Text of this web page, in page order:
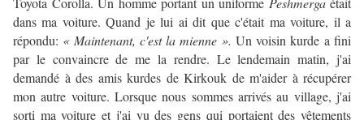
dans ma voiture. Quand je lui ai dit que c'était ma voiture, il a
répondu: « Maintenant, c'est la mienne ». Un voisin kurde a fini
par le convaincre de me la rendre. Le lendemain matin, j'ai
demandé à des amis kurdes de Kirkouk de m'aider à récupérer
mon autre voiture. Lorsque nous sommes arrivés au village, j'ai
sorti ma voiture et j'ai vu des gens qui portaient des vêtements